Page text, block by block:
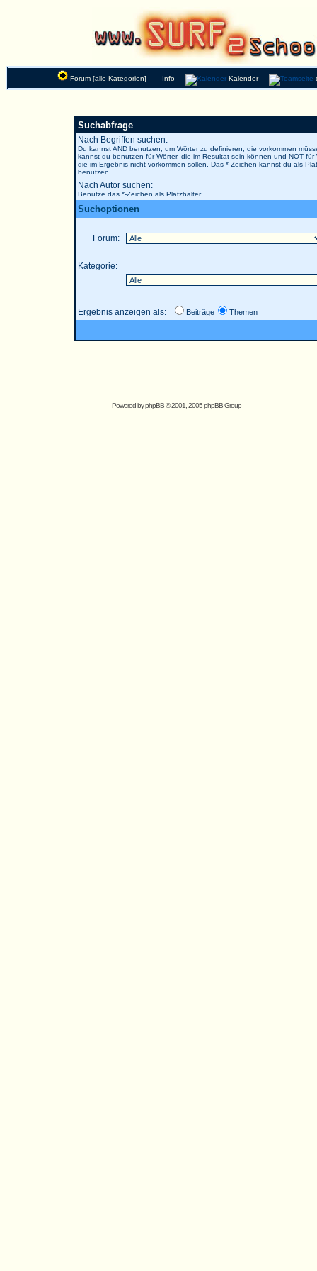
Forum [alle Kategorien] Info Kalender
Suchabfrage
Nach Begriffen suchen:
Du kannstANDbenutzen, um Wörter zu definieren, die vorkommen
kannst du benutzen für Wörter, die im Resultat sein können und NOTfür
die im Ergebnis nicht vorkommen sollen. Das *-Zeichen kannst du als
benutzen.
Nach Autor suchen:
Benutze das *-Zeichen als Platzhalter
Suchoptionen
Forum:
Kategorie:
Ergebnis anzeigen als: Beiträge Themen
Powered byphpBB© 2001, 2005 phpBB Group